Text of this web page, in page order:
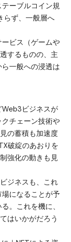
ーブルコイン規
らず、一般層へ
ビス（ゲームや
するものの、主
一般への浸透は
ビジネスが
チェーン技術や
の蓄積も加速度
破綻のあおりを
強化の動きも見
ジネスも、これ
になることが予
。これを機に、
はいかがだろう